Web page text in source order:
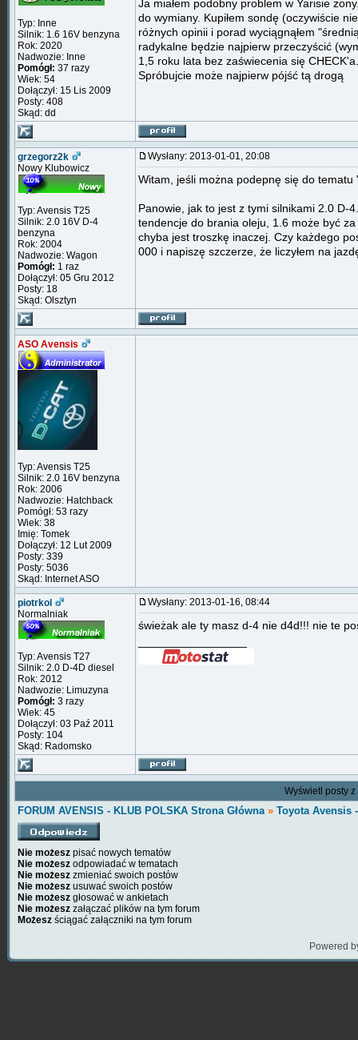
Typ: Inne
Silnik: 1.6 16V benzyna
Rok: 2020
Nadwozie: Inne
Pomógł: 37 razy
Wiek: 54
Dołączył: 15 Lis 2009
Posty: 408
Skąd: dd
Ja miałem podobny problem w Yarisie
do wymiany. Kupiłem sondę (oczywiście
różnych opinii i porad wyciągnąłem
radykalne będzie najpierw przeczyścić
1,5 roku lata bez zaświecenia się CHECK'a.
Spróbujcie może najpierw pójść tą drogą
grzegorz2k
Nowy Klubowicz
Typ: Avensis T25
Silnik: 2.0 16V D-4
benzyna
Rok: 2004
Nadwozie: Wagon
Pomógł: 1 raz
Dołączył: 05 Gru 2012
Posty: 18
Skąd: Olsztyn
Wysłany: 2013-01-01, 20:08
Witam, jeśli można podepnę się do
Panowie, jak to jest z tymi silnikami 2.0 D-
tendencje do brania oleju, 1.6 może być
chyba jest troszkę inaczej. Czy każdego
000 i napiszę szczerze, że liczyłem na
ASO Avensis
Typ: Avensis T25
Silnik: 2.0 16V benzyna
Rok: 2006
Nadwozie: Hatchback
Pomógł: 53 razy
Wiek: 38
Imię: Tomek
Dołączył: 12 Lut 2009
Posty: 339
Posty: 5036
Skąd: Internet ASO
piotrkol
Normalniak
Typ: Avensis T27
Silnik: 2.0 D-4D diesel
Rok: 2012
Nadwozie: Limuzyna
Pomógł: 3 razy
Wiek: 45
Dołączył: 03 Paź 2011
Posty: 104
Skąd: Radomsko
Wysłany: 2013-01-16, 08:44
świeżak ale ty masz d-4 nie d4d!!! nie te
Wyświetl posty
FORUM AVENSIS - KLUB POLSKA Strona Główna» Toyota Avensis
Nie możesz pisać nowych tematów
Nie możesz odpowiadać w tematach
Nie możesz zmieniać swoich postów
Nie możesz usuwać swoich postów
Nie możesz głosować w ankietach
Nie możesz załączać plików na tym forum
Możesz ściągać załączniki na tym forum
Powered